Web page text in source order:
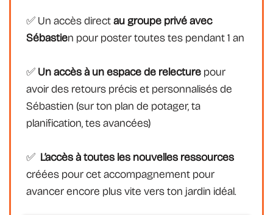
✅ Un accès directau groupe privé avec
Sébastien pour poster toutes tes pendant 1 an
✅ Un accès à un espace de relecture pour
avoir des retours précis et personnalisés de
Sébastien (sur ton plan de potager, ta
planification, tes avancées)
✅ L’accès à toutes les nouvelles ressources
créées pour cet accompagnement pour
avancer encore plus vite vers ton jardin idéal.